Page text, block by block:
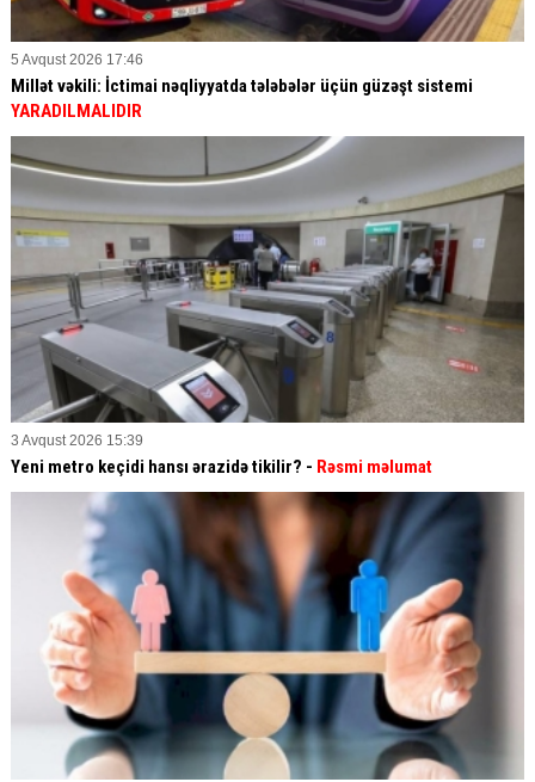
5 Avqust 2026 17:46
Millət vəkili: İctimai nəqliyyatda tələbələr üçün güzəşt sistemi
YARADILMALIDIR
3 Avqust 2026 15:39
Yeni metro keçidi hansı ərazidə tikilir? - Rəsmi məlumat